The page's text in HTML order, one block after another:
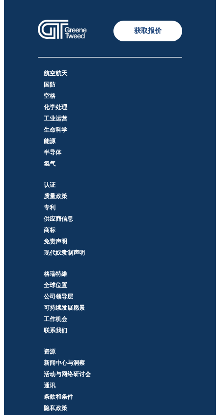
获取报价
航空航天
国防
空格
化学处理
工业运营
生命科学
能源
半导体
氢气
认证
质量政策
专利
供应商信息
商标
免责声明
现代奴隶制声明
格瑞特維
全球位置
公司领导层
可持续发展愿景
工作机会
联系我们
资源
新闻中心与洞察
活动与网络研讨会
通讯
条款和条件
隐私政策